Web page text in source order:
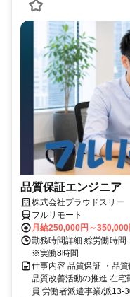
品質保証エンジニア
株式会社プラウドスリー
フルリモート
月給250,000円～350,000
勤務時間詳細 総労働時
※実働8時間
仕事内容 品質保証 ・品
品質改善活動の推進 在宅
員 労働者派遣事業/派13-